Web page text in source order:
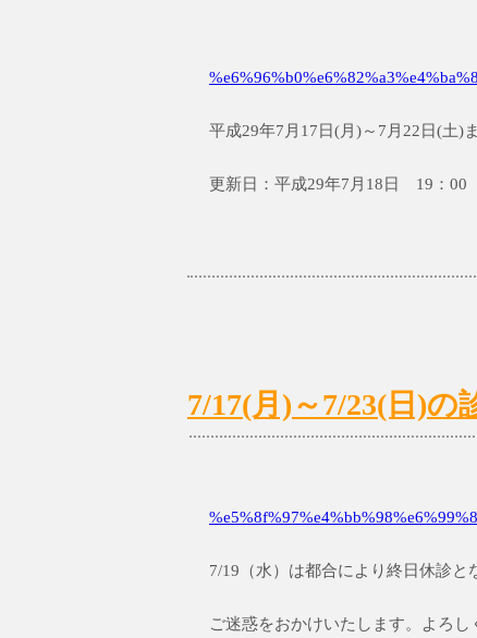
平成29年7月17日(月)～7月22日(土)
更新日：平成29年7月18日 19：00
7/17(月)～7/23(日)
7/19（水）は都合により終日休診と
ご迷惑をおかけいたします。よろし